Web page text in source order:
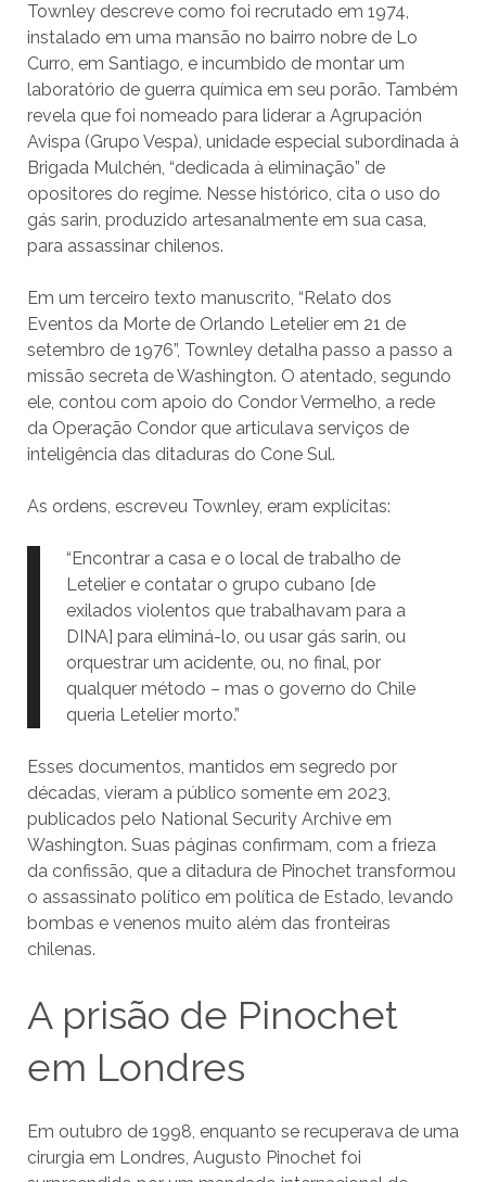
Townley descreve como foi recrutado em 1974,
instalado em uma mansão no bairro nobre de Lo
Curro, em Santiago, e incumbido de montar um
laboratório de guerra química em seu porão. Também
revela que foi nomeado para liderar a Agrupación
Avispa (Grupo Vespa), unidade especial subordinada à
Brigada Mulchén, “dedicada à eliminação” de
opositores do regime. Nesse histórico, cita o uso do
gás sarin, produzido artesanalmente em sua casa,
para assassinar chilenos.
Em um terceiro texto manuscrito, “Relato dos
Eventos da Morte de Orlando Letelier em 21 de
setembro de 1976”, Townley detalha passo a passo a
missão secreta de Washington. O atentado, segundo
ele, contou com apoio do Condor Vermelho, a rede
da Operação Condor que articulava serviços de
inteligência das ditaduras do Cone Sul.
As ordens, escreveu Townley, eram explícitas:
“Encontrar a casa e o local de trabalho de
Letelier e contatar o grupo cubano [de
exilados violentos que trabalhavam para a
DINA] para eliminá-lo, ou usar gás sarin, ou
orquestrar um acidente, ou, no final, por
qualquer método – mas o governo do Chile
queria Letelier morto.”
Esses documentos, mantidos em segredo por
décadas, vieram a público somente em 2023,
publicados pelo National Security Archive em
Washington. Suas páginas confirmam, com a frieza
da confissão, que a ditadura de Pinochet transformou
o assassinato político em política de Estado, levando
bombas e venenos muito além das fronteiras
chilenas.
A prisão de Pinochet
em Londres
Em outubro de 1998, enquanto se recuperava de uma
cirurgia em Londres, Augusto Pinochet foi